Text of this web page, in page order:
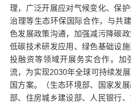
理，广泛开展应对气候变化、保
治理等生态环保国际合作，与共
色发展政策沟通，加强减污降碳
低碳技术研发应用、绿色基础设
投融资等领域开展务实合作。加
流，为实现2030年全球可持续发
国方案。（生态环境部、国家发
部、住房城乡建设部、人民银行